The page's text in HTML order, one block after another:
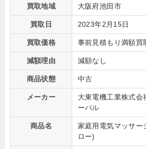
買取地域 大阪府池田市
買取日 2023年2月15日
買取価格 事前見積もり満額買
減額理由 減額なし
商品状態 中古
メーカー
大東電機工業株式会
ーバル
商品名
家庭用電気マッサー
ロー)